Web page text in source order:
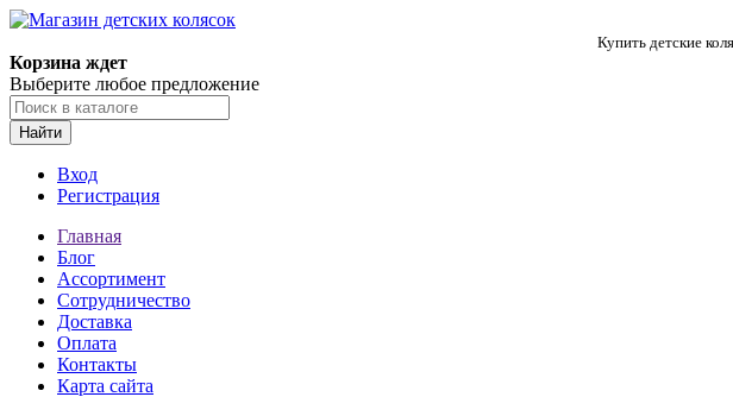
Купить детские
Корзина ждет
Выберите любое предложение
Найти
Вход
Регистрация
Главная
Блог
Ассортимент
Сотрудничество
Доставка
Оплата
Контакты
Карта сайта